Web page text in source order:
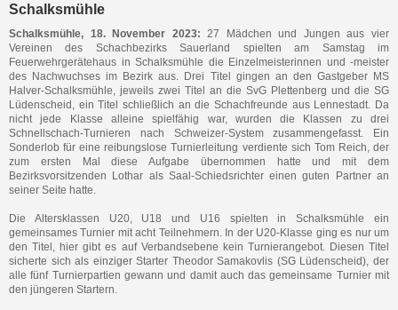
Schalksmühle
Schalksmühle, 18. November 2023:27 Mädchen und Jungen aus vier
Vereinen des Schachbezirks Sauerland spielten am Samstag im
Feuerwehrgerätehaus in Schalksmühle die Einzelmeisterinnen und -meister
des Nachwuchses im Bezirk aus. Drei Titel gingen an den Gastgeber MS
Halver-Schalksmühle, jeweils zwei Titel an die SvG Plettenberg und die SG
Lüdenscheid, ein Titel schließlich an die Schachfreunde aus Lennestadt. Da
nicht jede Klasse alleine spielfähig war, wurden die Klassen zu drei
Schnellschach-Turnieren nach Schweizer-System zusammengefasst. Ein
Sonderlob für eine reibungslose Turnierleitung verdiente sich Tom Reich, der
zum ersten Mal diese Aufgabe übernommen hatte und mit dem
Bezirksvorsitzenden Lothar als Saal-Schiedsrichter einen guten Partner an
seiner Seite hatte.
Die Altersklassen U20, U18 und U16 spielten in Schalksmühle ein
gemeinsames Turnier mit acht Teilnehmern. In der U20-Klasse ging es nur um
den Titel, hier gibt es auf Verbandsebene kein Turnierangebot. Diesen Titel
sicherte sich als einziger Starter Theodor Samakovlis (SG Lüdenscheid), der
alle fünf Turnierpartien gewann und damit auch das gemeinsame Turnier mit
den jüngeren Startern.